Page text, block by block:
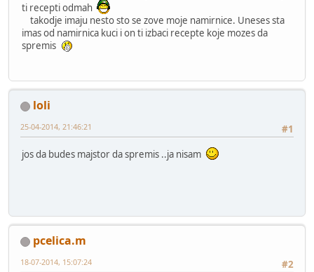
ti recepti odmah
takodje imaju nesto sto se zove moje namirnice. Uneses sta
imas od namirnica kuci i on ti izbaci recepte koje mozes da
spremis
loli
#1
25-04-2014, 21:46:21
jos da budes majstor da spremis ..ja nisam
pcelica.m
#2
18-07-2014, 15:07:24